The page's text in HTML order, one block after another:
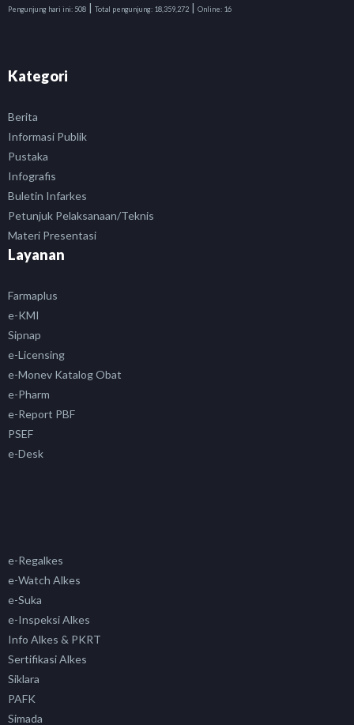
Pengunjung hari ini: 508 | Total pengunjung: 18,359,272 | Online: 16
Kategori
Berita
Informasi Publik
Pustaka
Infografis
Buletin Infarkes
Petunjuk Pelaksanaan/Teknis
Materi Presentasi
Layanan
Farmaplus
e-KMI
Sipnap
e-Licensing
e-Monev Katalog Obat
e-Pharm
e-Report PBF
PSEF
e-Desk
e-Regalkes
e-Watch Alkes
e-Suka
e-Inspeksi Alkes
Info Alkes & PKRT
Sertifikasi Alkes
Siklara
PAFK
Simada